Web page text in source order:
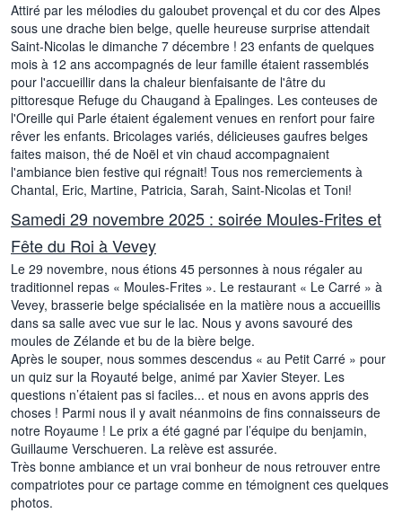
Attiré par les mélodies du galoubet provençal et du cor des Alpes
sous une drache bien belge, quelle heureuse surprise attendait
Saint-Nicolas le dimanche 7 décembre ! 23 enfants de quelques
mois à 12 ans accompagnés de leur famille étaient rassemblés
pour l'accueillir dans la chaleur bienfaisante de l'âtre du
pittoresque Refuge du Chaugand à Epalinges. Les conteuses de
l'Oreille qui Parle étaient également venues en renfort pour faire
rêver les enfants. Bricolages variés, délicieuses gaufres belges
faites maison, thé de Noël et vin chaud accompagnaient
l'ambiance bien festive qui régnait! Tous nos remerciements à
Chantal, Eric, Martine, Patricia, Sarah, Saint-Nicolas et Toni!
Samedi 29 novembre 2025 : soirée Moules-Frites et
Fête du Roi à Vevey
Le 29 novembre, nous étions 45 personnes à nous régaler au
traditionnel repas « Moules-Frites ». Le restaurant « Le Carré » à
Vevey, brasserie belge spécialisée en la matière nous a accueillis
dans sa salle avec vue sur le lac. Nous y avons savouré des
moules de Zélande et bu de la bière belge.
Après le souper, nous sommes descendus « au Petit Carré » pour
un quiz sur la Royauté belge, animé par Xavier Steyer. Les
questions n’étaient pas si faciles... et nous en avons appris des
choses ! Parmi nous il y avait néanmoins de fins connaisseurs de
notre Royaume ! Le prix a été gagné par l’équipe du benjamin,
Guillaume Verschueren. La relève est assurée.
Très bonne ambiance et un vrai bonheur de nous retrouver entre
compatriotes pour ce partage comme en témoignent ces quelques
photos.